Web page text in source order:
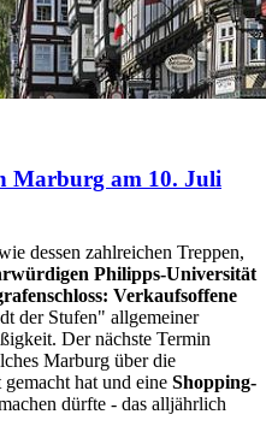
Marburg am 10. Juli
dessen zahlreichen Treppen,
Philipps-Universität
Verkaufsoffene
der Stufen" allgemeiner
Der nächste Termin
Marburg über die
hat und eine Shopping-
dürfte - das alljährlich